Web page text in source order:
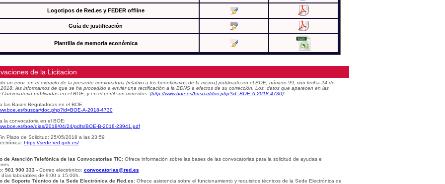
Logotipos de Red.es y FEDER offline
Guía de justificación
Plantilla de memoria económica
de la Licitacion
un error en el extracto de la presente convocatoria (relativo a los beneficiarios de la misma) publicado en el BOE, número 99, con fecha 24 de
les informamos de que se ha procedido a enviar una rectificación a la BDNS a efectos de su corrección. Los datos que aparecen en las
Convocatoria publicadas en el BOE, y en el perfil son correctos. (http://www.boe.es/buscar/doc.php?id=BOE-A-2018-4730)”
las Bases Reguladoras en el BOE:
buscar/doc.php?id=BOE-A-2018-4730
la convocatoria en el BOE:
boe/dias/2018/04/24/pdfs/BOE-B-2018-23941.pdf
Plazo de Solicitud: 25/05/2018 a las 23:59
https://sede.red.gob.es/
de Atención Telefónica de las Convocatorias TIC: Ofrece información sobre las bases de las convocatorias para la solicitud de ayudas e
901 900 333 - Correo electrónico: convocatorias@red.es
días laborables de 9:00 a 15:00h
de Soporte Técnico de la Sede Electrónica de Red.es: Ofrece asistencia sobre el funcionamiento y requisitos técnicos de la Sede Electrónica de